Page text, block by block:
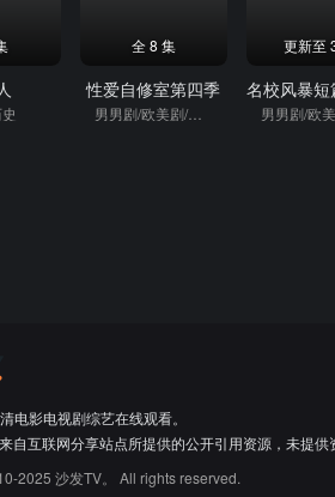
全 8 集
性爱自修室第四季
男男剧/欧美剧/偶像
更新至
电影电视剧综艺在线观看。
自互联网分享站点所提供的公开引用资源，未提供
2025 沙发TV。 All rights reserved.